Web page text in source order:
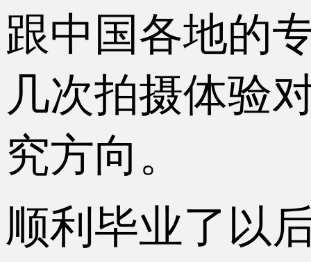
跟中国各地的
几次拍摄体验
究方向。
顺利毕业了以